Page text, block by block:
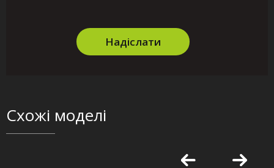
Надіслати
Схожі моделі